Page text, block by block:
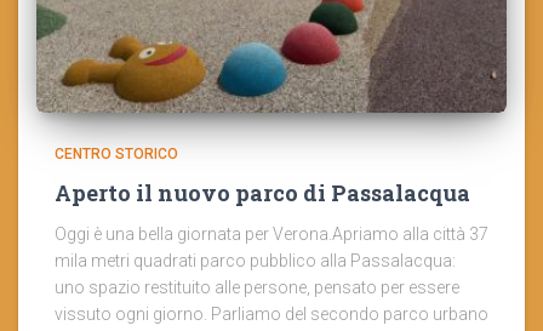
CENTRO STORICO
Aperto il nuovo parco di Passalacqua
Oggi è una bella giornata per Verona.Apriamo alla città 37
mila metri quadrati parco pubblico alla Passalacqua:
uno spazio restituito alle persone, pensato per essere
vissuto ogni giorno. Parliamo del secondo parco urbano